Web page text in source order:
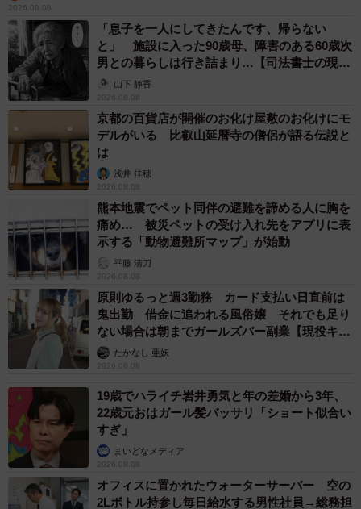
▽漫画『犬と猫どっちも飼ってると毎日たのしい（７）』
単行本（Amazon）
https://www.amazon.co.jp/dp/4065251044/
▽TVアニメ「犬と猫どっちも飼ってると毎日たのしい」
Blu-ray（Amazon）
https://www.amazon.co.jp/dp/B096N2MX99/
▽犬と猫 LINEスタンプ
https://store.line.me/stickershop/author/2438294
2026.08.08
「息子を一人にしてきたんです、帰らない
と」 施設に入った90歳母、障害のある60歳次
男との暮らしは行き詰まり…【司法書士の現場
から】山下 静香
2026.08.08
京都の百貨店が開催のお化け屋敷のお化けにモ
デルがいる 比叡山延暦寺の僧侶が語る伝説と
は
浅井 佳穂
2026.08.08
熊本地震でペット同伴の避難を諦める人に胸を
痛め… 被災ペットの受け入れ先をアプリに表
示する「動物避難所マップ」が始動
平藤 清刀
2026.08.08
原則ゆるっと週3勤務 カード支払い日直前は
鬼出勤 借金に追われる風俗嬢 それでも足り
ない場合は朝までガールズバー副業【現役キャ
ストに取材】
たかなし 亜妖
2026.08.08
19歳でハライチ岩井勇気と年の差婚から3年、
22歳元おはガール髪バッサリ「ショート似合い
すぎ」
まいどなメディア
2026.08.08
オフィスに置かれたウォーターサーバー 空の
2Lボトル持参し毎日給水する男性社員→総務担